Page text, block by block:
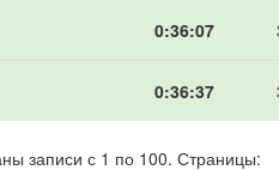
0:36:07
0:36:37
записи с 1 по 100. Страницы: